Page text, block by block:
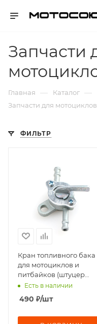
Запчасти
Главная — Каталог —
Запчасти для мотоциклов
ФИЛЬТР
Кран топливного бака
для мотоциклов и
питбайков (штуцер
180°)Rockot-Motors
Есть в наличии
490 ₽/шт